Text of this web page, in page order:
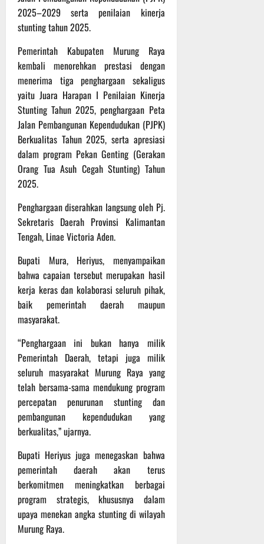
2025–2029 serta penilaian kinerja
stunting tahun 2025.
Pemerintah Kabupaten Murung Raya
kembali menorehkan prestasi dengan
menerima tiga penghargaan sekaligus
yaitu Juara Harapan I Penilaian Kinerja
Stunting Tahun 2025, penghargaan Peta
Jalan Pembangunan Kependudukan (PJPK)
Berkualitas Tahun 2025, serta apresiasi
dalam program Pekan Genting (Gerakan
Orang Tua Asuh Cegah Stunting) Tahun
2025.
Penghargaan diserahkan langsung oleh Pj.
Sekretaris Daerah Provinsi Kalimantan
Tengah, Linae Victoria Aden.
Bupati Mura, Heriyus, menyampaikan
bahwa capaian tersebut merupakan hasil
kerja keras dan kolaborasi seluruh pihak,
baik pemerintah daerah maupun
masyarakat.
“Penghargaan ini bukan hanya milik
Pemerintah Daerah, tetapi juga milik
seluruh masyarakat Murung Raya yang
telah bersama-sama mendukung program
percepatan penurunan stunting dan
pembangunan kependudukan yang
berkualitas,” ujarnya.
Bupati Heriyus juga menegaskan bahwa
pemerintah daerah akan terus
berkomitmen meningkatkan berbagai
program strategis, khususnya dalam
upaya menekan angka stunting di wilayah
Murung Raya.